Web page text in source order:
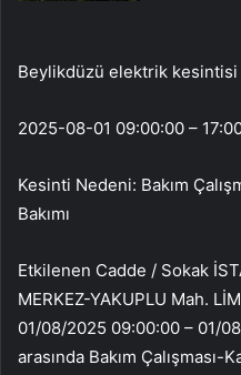
Beylikdüzü elektrik
2025-08-01 09:00:00 –
Kesinti Nedeni: Bakım
Bakımı
Etkilenen Cadde / Sokak
MERKEZ-YAKUPLU Mah.
01/08/2025 09:00:00 – 01/
arasında Bakım Çalışması-